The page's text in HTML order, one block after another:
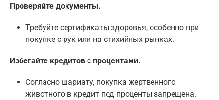
Проверяйте документы.
Требуйте сертификаты здоровья, особенно при
покупке с рук или на стихийных рынках.
Избегайте кредитов с процентами.
Согласно шариату, покупка жертвенного
животного в кредит под проценты запрещена.